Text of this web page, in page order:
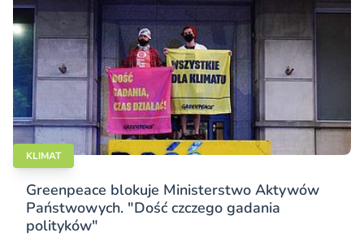
KLIMAT
Greenpeace blokuje Ministerstwo Aktywów
Państwowych. "Dość czczego gadania
polityków"